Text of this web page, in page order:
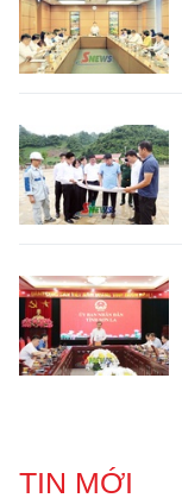
TIN MỚI